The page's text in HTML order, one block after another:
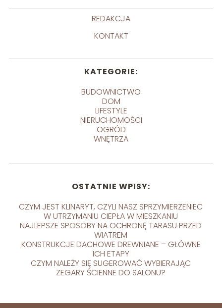
REDAKCJA
KONTAKT
KATEGORIE:
BUDOWNICTWO
DOM
LIFESTYLE
NIERUCHOMOŚCI
OGRÓD
WNĘTRZA
OSTATNIE WPISY:
CZYM JEST KLINARYT, CZYLI NASZ SPRZYMIERZENIEC
W UTRZYMANIU CIEPŁA W MIESZKANIU
NAJLEPSZE SPOSOBY NA OCHRONĘ TARASU PRZED
WIATREM
KONSTRUKCJE DACHOWE DREWNIANE – GŁÓWNE
ICH ETAPY
CZYM NALEŻY SIĘ SUGEROWAĆ WYBIERAJĄC
ZEGARY ŚCIENNE DO SALONU?